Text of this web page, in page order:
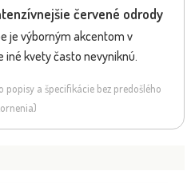
červené odrody
je výborným akcentom v
iné kvety často nevyniknú.
a špecifikácie bez predošlého